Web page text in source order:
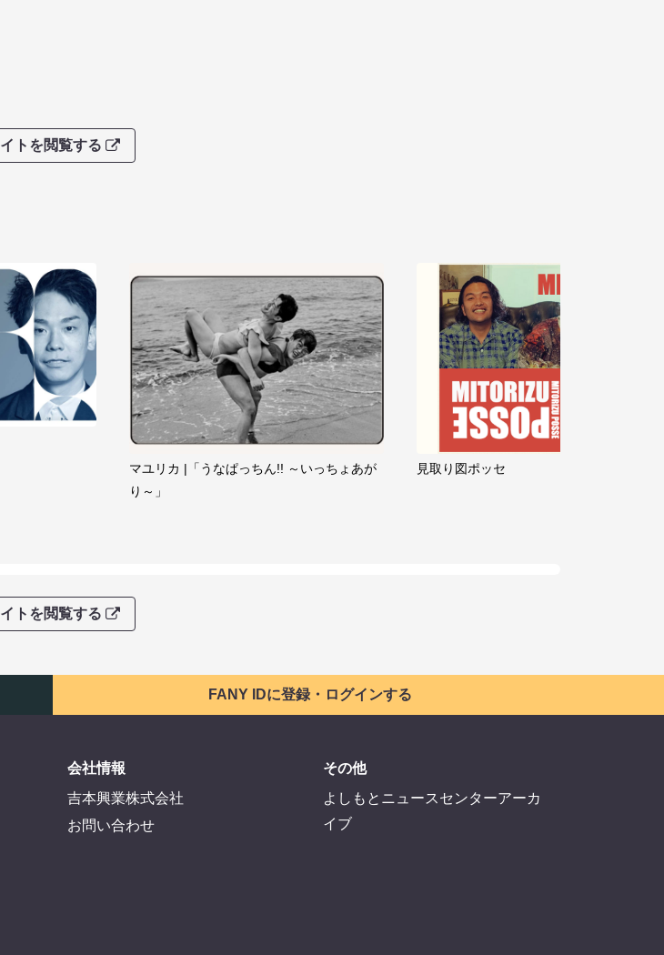
トを閲覧する
マユリカ |「うなぱっちん!! ～いっちょあが
り～」
見取り図ポッセ
トを閲覧する
FANY IDに登録・ログインする
会社情報
吉本興業株式会社
お問い合わせ
その他
よしもとニュースセンターアーカ
イブ